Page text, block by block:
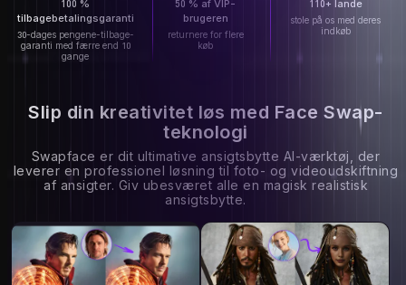
100 %
tilbagebetalingsgaranti
30-dages pengene-tilbage-
garanti med færre end 10
gange
50 % af VIP-
brugeren
returnere for flere
køb
110+ lande
stole på os med deres
indkøb
Slip din kreativitet løs med Face Swap-
teknologi
Swapface er dit ultimative ansigtsbytte AI-værktøj, der
leverer en professionel løsning til foto- og videoudskiftning
af ansigter. Giv ubesværet alle en magisk realistisk
ansigtsbytte.